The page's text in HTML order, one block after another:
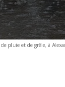
pluie et de grêle, à